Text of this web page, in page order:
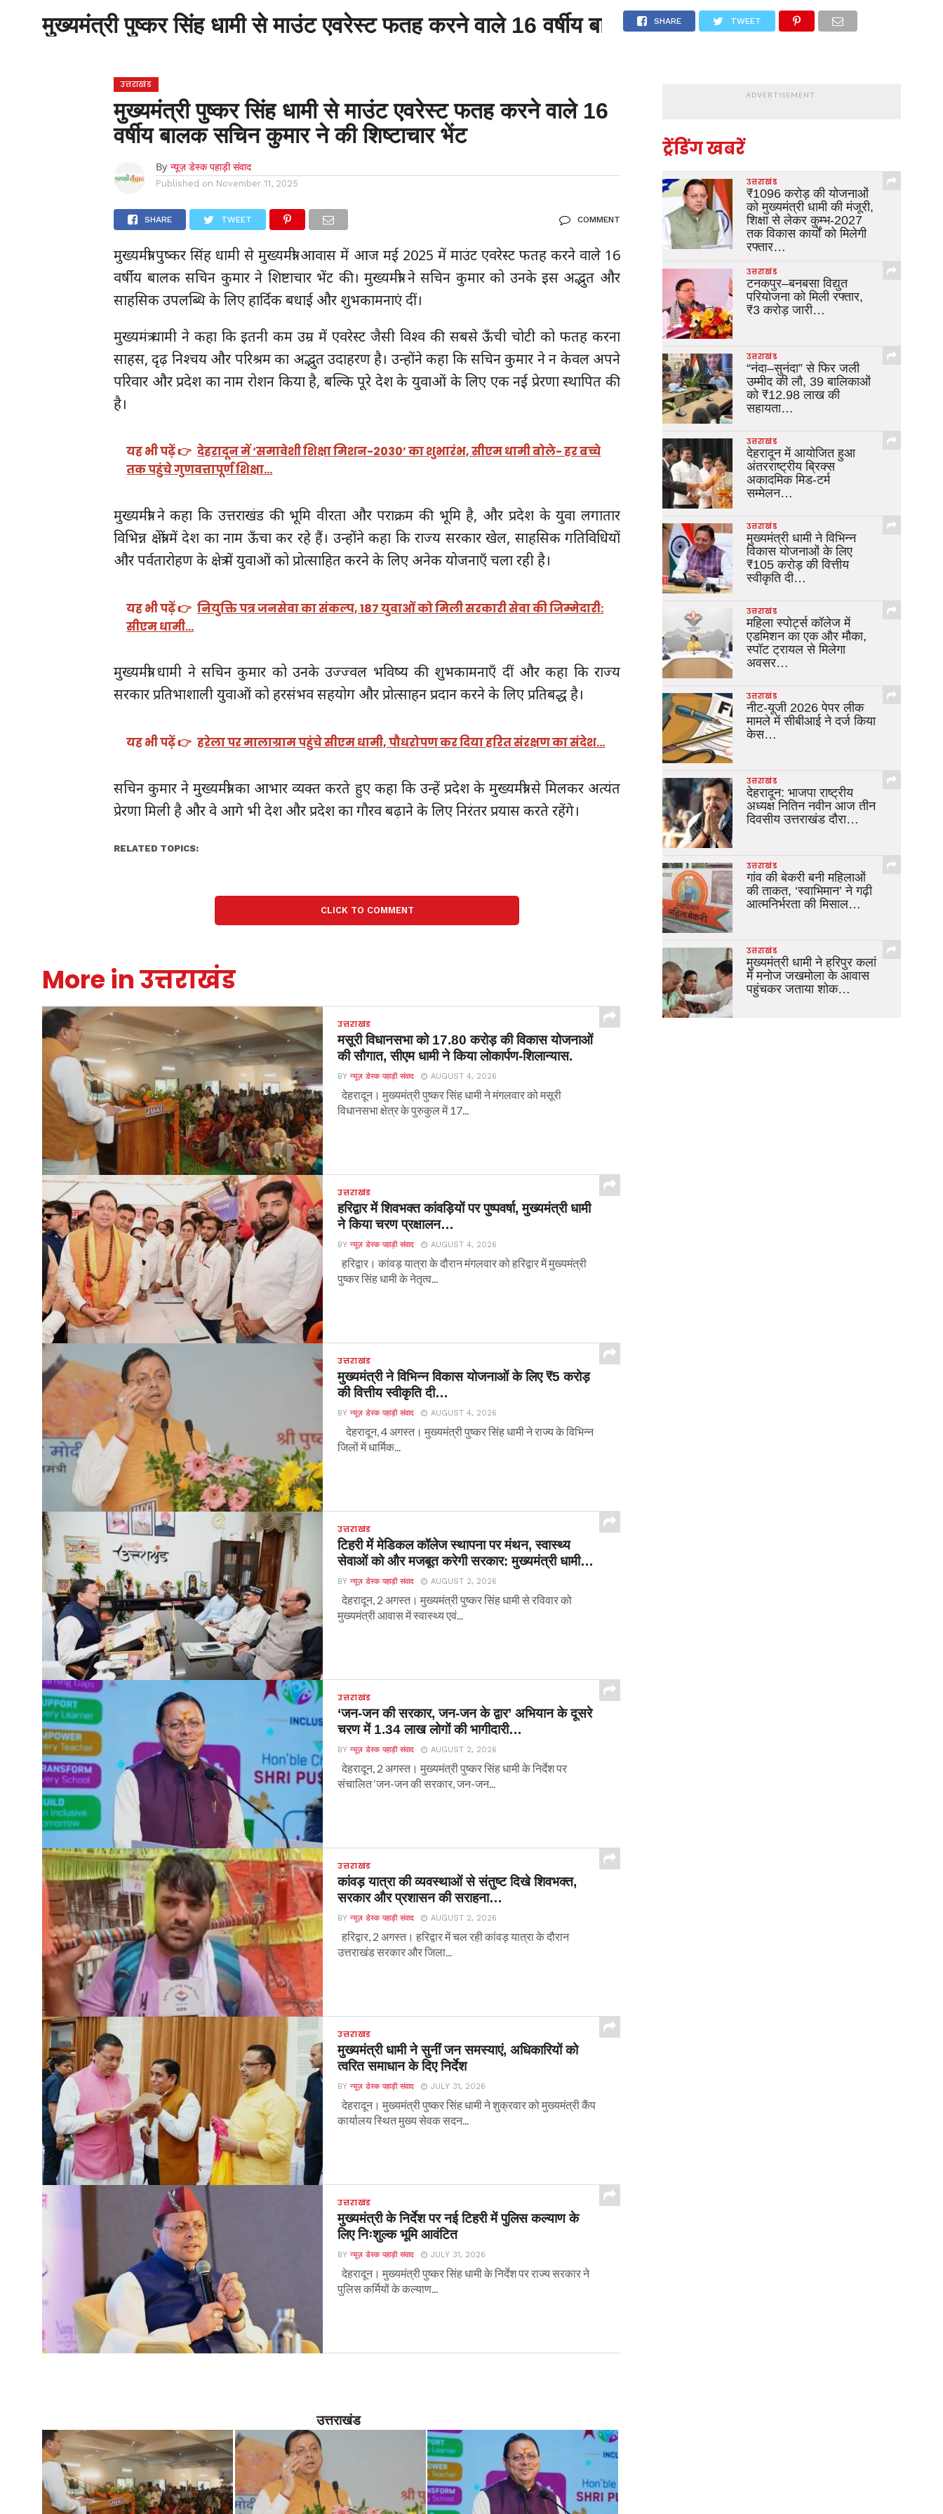
होम देश दुनिया उत्तराखंड धर्म-संस्कृति राजनीति संपर्क करें
उत्तरकाशी
उधम सिंह नगर
चमोली
मुख्यमंत्री पुष्कर सिंह धामी से माउंट एवरेस्ट फतह करने वाले 16 वर्षीय बालक सचिन कुमार ने की शिष्टाचार भेंट
SHARE TWEET
उत्तराखंड
मुख्यमंत्री पुष्कर सिंह धामी से माउंट एवरेस्ट फतह करने वाले 16
वर्षीय बालक सचिन कुमार ने की शिष्टाचार भेंट
By न्यूज़ डेस्क पहाड़ी संवाद
Published on November 11, 2025
SHARE TWEET COMMENT
मुख्यमंत्री पुष्कर सिंह धामी से मुख्यमंत्री आवास में आज मई 2025 में माउंट एवरेस्ट फतह करने वाले 16
वर्षीय बालक सचिन कुमार ने शिष्टाचार भेंट की। मुख्यमंत्री ने सचिन कुमार को उनके इस अद्भुत और
साहसिक उपलब्धि के लिए हार्दिक बधाई और शुभकामनाएं दीं।
मुख्यमंत्र धामी ने कहा कि इतनी कम उम्र में एवरेस्ट जैसी विश्व की सबसे ऊँची चोटी को फतह करना
साहस, दृढ़ निश्चय और परिश्रम का अद्भुत उदाहरण है। उन्होंने कहा कि सचिन कुमार ने न केवल अपने
परिवार और प्रदेश का नाम रोशन किया है, बल्कि पूरे देश के युवाओं के लिए एक नई प्रेरणा स्थापित की
है।
यह भी पढ़ें 👉 देहरादून में ‘समावेशी शिक्षा मिशन-2030’ का शुभारंभ, सीएम धामी बोले- हर बच्चे
तक पहुंचे गुणवत्तापूर्ण शिक्षा…
मुख्यमंत्री ने कहा कि उत्तराखंड की भूमि वीरता और पराक्रम की भूमि है, और प्रदेश के युवा लगातार
विभिन्न क्षेत्रों में देश का नाम ऊँचा कर रहे हैं। उन्होंने कहा कि राज्य सरकार खेल, साहसिक गतिविधियों
और पर्वतारोहण के क्षेत्र में युवाओं को प्रोत्साहित करने के लिए अनेक योजनाएँ चला रही है।
यह भी पढ़ें 👉 नियुक्ति पत्र जनसेवा का संकल्प, 187 युवाओं को मिली सरकारी सेवा की जिम्मेदारी:
सीएम धामी…
मुख्यमंत्री धामी ने सचिन कुमार को उनके उज्ज्वल भविष्य की शुभकामनाएँ दीं और कहा कि राज्य
सरकार प्रतिभाशाली युवाओं को हरसंभव सहयोग और प्रोत्साहन प्रदान करने के लिए प्रतिबद्ध है।
यह भी पढ़ें 👉 हरेला पर मालाग्राम पहुंचे सीएम धामी, पौधरोपण कर दिया हरित संरक्षण का संदेश…
सचिन कुमार ने मुख्यमंत्री का आभार व्यक्त करते हुए कहा कि उन्हें प्रदेश के मुख्यमंत्री से मिलकर अत्यंत
प्रेरणा मिली है और वे आगे भी देश और प्रदेश का गौरव बढ़ाने के लिए निरंतर प्रयास करते रहेंगे।
RELATED TOPICS:
CLICK TO COMMENT
More in उत्तराखंड
उत्तराखंड
मसूरी विधानसभा को 17.80 करोड़ की विकास योजनाओं
की सौगात, सीएम धामी ने किया लोकार्पण-शिलान्यास.
BYन्यूज़ डेस्क पहाड़ी संवाद AUGUST 4, 2026
देहरादून। मुख्यमंत्री पुष्कर सिंह धामी ने मंगलवार को मसूरी
विधानसभा क्षेत्र के पुरुकुल में 17...
उत्तराखंड
हरिद्वार में शिवभक्त कांवड़ियों पर पुष्पवर्षा, मुख्यमंत्री धामी
ने किया चरण प्रक्षालन…
BYन्यूज़ डेस्क पहाड़ी संवाद AUGUST 4, 2026
हरिद्वार। कांवड़ यात्रा के दौरान मंगलवार को हरिद्वार में मुख्यमंत्री
पुष्कर सिंह धामी के नेतृत्व...
उत्तराखंड
मुख्यमंत्री ने विभिन्न विकास योजनाओं के लिए ₹5 करोड़
की वित्तीय स्वीकृति दी…
BYन्यूज़ डेस्क पहाड़ी संवाद AUGUST 4, 2026
देहरादून, 4 अगस्त। मुख्यमंत्री पुष्कर सिंह धामी ने राज्य के विभिन्न
जिलों में धार्मिक...
उत्तराखंड
टिहरी में मेडिकल कॉलेज स्थापना पर मंथन, स्वास्थ्य
सेवाओं को और मजबूत करेगी सरकार: मुख्यमंत्री धामी…
BYन्यूज़ डेस्क पहाड़ी संवाद AUGUST 2, 2026
देहरादून, 2 अगस्त। मुख्यमंत्री पुष्कर सिंह धामी से रविवार को
मुख्यमंत्री आवास में स्वास्थ्य एवं...
उत्तराखंड
‘जन-जन की सरकार, जन-जन के द्वार’ अभियान के दूसरे
चरण में 1.34 लाख लोगों की भागीदारी…
BYन्यूज़ डेस्क पहाड़ी संवाद AUGUST 2, 2026
देहरादून, 2 अगस्त। मुख्यमंत्री पुष्कर सिंह धामी के निर्देश पर
संचालित ‘जन-जन की सरकार, जन-जन...
उत्तराखंड
कांवड़ यात्रा की व्यवस्थाओं से संतुष्ट दिखे शिवभक्त,
सरकार और प्रशासन की सराहना…
BYन्यूज़ डेस्क पहाड़ी संवाद AUGUST 2, 2026
हरिद्वार, 2 अगस्त। हरिद्वार में चल रही कांवड़ यात्रा के दौरान
उत्तराखंड सरकार और जिला...
उत्तराखंड
मुख्यमंत्री धामी ने सुनीं जन समस्याएं, अधिकारियों को
त्वरित समाधान के दिए निर्देश
BYन्यूज़ डेस्क पहाड़ी संवाद JULY 31, 2026
देहरादून। मुख्यमंत्री पुष्कर सिंह धामी ने शुक्रवार को मुख्यमंत्री कैंप
कार्यालय स्थित मुख्य सेवक सदन...
उत्तराखंड
मुख्यमंत्री के निर्देश पर नई टिहरी में पुलिस कल्याण के
लिए निःशुल्क भूमि आवंटित
BYन्यूज़ डेस्क पहाड़ी संवाद JULY 31, 2026
देहरादून। मुख्यमंत्री पुष्कर सिंह धामी के निर्देश पर राज्य सरकार ने
पुलिस कर्मियों के कल्याण...
उत्तराखंड
ADVERTISEMENT
ट्रेंडिंग खबरें
उत्तराखंड
₹1096 करोड़ की योजनाओं
को मुख्यमंत्री धामी की मंजूरी,
शिक्षा से लेकर कुम्भ-2027
तक विकास कार्यों को मिलेगी
रफ्तार…
उत्तराखंड
टनकपुर–बनबसा विद्युत
परियोजना को मिली रफ्तार,
₹3 करोड़ जारी…
उत्तराखंड
“नंदा–सुनंदा” से फिर जली
उम्मीद की लौ, 39 बालिकाओं
को ₹12.98 लाख की
सहायता…
उत्तराखंड
देहरादून में आयोजित हुआ
अंतरराष्ट्रीय ब्रिक्स
अकादमिक मिड-टर्म
सम्मेलन…
उत्तराखंड
मुख्यमंत्री धामी ने विभिन्न
विकास योजनाओं के लिए
₹105 करोड़ की वित्तीय
स्वीकृति दी…
उत्तराखंड
महिला स्पोर्ट्स कॉलेज में
एडमिशन का एक और मौका,
स्पॉट ट्रायल से मिलेगा
अवसर…
उत्तराखंड
नीट-यूजी 2026 पेपर लीक
मामले में सीबीआई ने दर्ज किया
केस…
उत्तराखंड
देहरादून: भाजपा राष्ट्रीय
अध्यक्ष नितिन नवीन आज तीन
दिवसीय उत्तराखंड दौरा…
उत्तराखंड
गांव की बेकरी बनी महिलाओं
की ताकत, ‘स्वाभिमान’ ने गढ़ी
आत्मनिर्भरता की मिसाल…
उत्तराखंड
मुख्यमंत्री धामी ने हरिपुर कलां
में मनोज जखमोला के आवास
पहुंचकर जताया शोक…